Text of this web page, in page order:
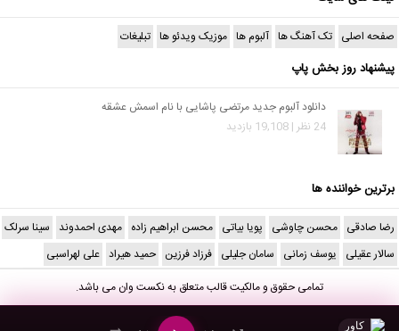
صفحه اصلی تک آهنگ ها آلبوم ها موزیک ویدئو ها تبلیغات
پیشنهاد روز بخش پاپ
دانلود آلبوم جدید مرتضی پاشایی با نام اسمش عشقه
24 نظر | 19,108 بازدید
برترین خواننده ها
رضا صادقی محسن چاوشی پویا بیاتی محسن ابراهیم زاده مهدی احمدوند سینا سرلک
سالار عقیلی یوسف زمانی سامان جلیلی فرزاد فرزین حمید هیراد علی لهراسبی
تمامی حقوق و مالکیت قالب متعلق بهنکست وانمی باشد.